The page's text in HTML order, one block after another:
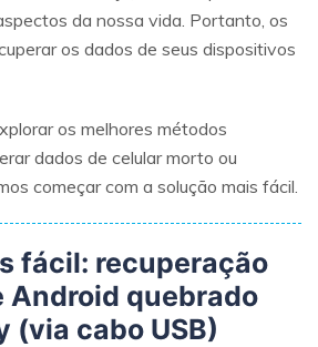
da nossa vida. Portanto, os
os dados de seus dispositivos
os melhores métodos
dados de celular morto ou
começar com a solução mais fácil.
fácil: recuperação
Android quebrado
(via cabo USB)